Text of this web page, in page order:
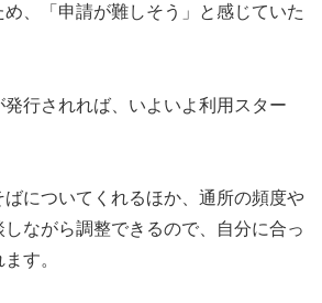
、「申請が難しそう」と感じていた
行されれば、いよいよ利用スター
についてくれるほか、通所の頻度や
ながら調整できるので、自分に合っ
す。